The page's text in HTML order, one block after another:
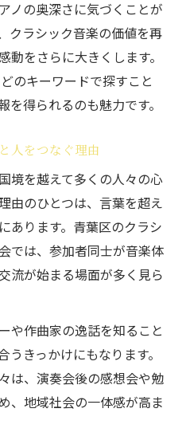
ノの奥深さに気づくことが
クラシック音楽の価値を再
をさらに大きくします。
のキーワードで探すこと
得られるのも魅力です。
人をつなぐ理由
境を越えて多くの人々の心
由のひとつは、言葉を超え
あります。青葉区のクラシ
では、参加者同士が音楽体
流が始まる場面が多く見ら
や作曲家の逸話を知ること
きっかけにもなります。
は、演奏会後の感想会や勉
、地域社会の一体感が高ま